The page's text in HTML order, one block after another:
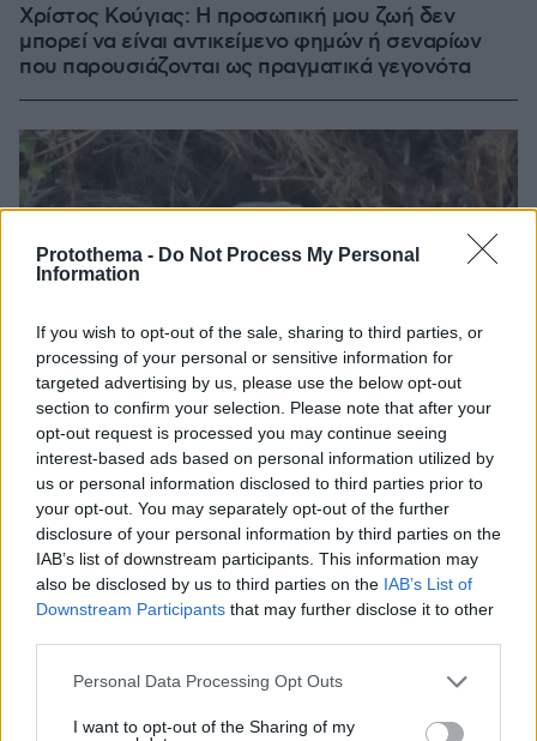
Protothema - Do Not Process My Personal
Information
If you wish to opt-out of the sale, sharing to third parties, or
processing of your personal or sensitive information for
targeted advertising by us, please use the below opt-out
section to confirm your selection. Please note that after your
opt-out request is processed you may continue seeing
interest-based ads based on personal information utilized by
us or personal information disclosed to third parties prior to
your opt-out. You may separately opt-out of the further
disclosure of your personal information by third parties on the
IAB’s list of downstream participants. This information may
also be disclosed by us to third parties on the IAB’s List of
Downstream Participants that may further disclose it to other
Please note that this website/app uses one or more Google
not limited to your visit or usage behaviour. You may click to
Personal Data Processing Opt Outs
I want to opt-out of the Sharing of my
Χρίστος Κούγιας: Η προσωπική μου ζωή δεν
μπορεί να είναι αντικείμενο φημών ή σεναρίων
που παρουσιάζονται ως πραγματικά γεγονότα
Γιατί δεν έσωσα το κουτάβι: Ο ερευνητής που
αγέλη λύκων εξηγεί γιατί δεν επενέβη, όταν το
06.08.2026, 19:34